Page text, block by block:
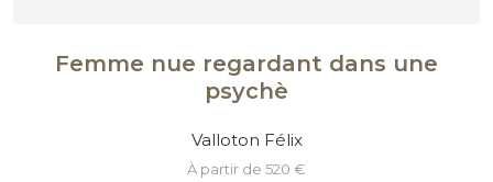
Femme nue regardant dans une
psychè
Valloton Félix
à partir de 520 €